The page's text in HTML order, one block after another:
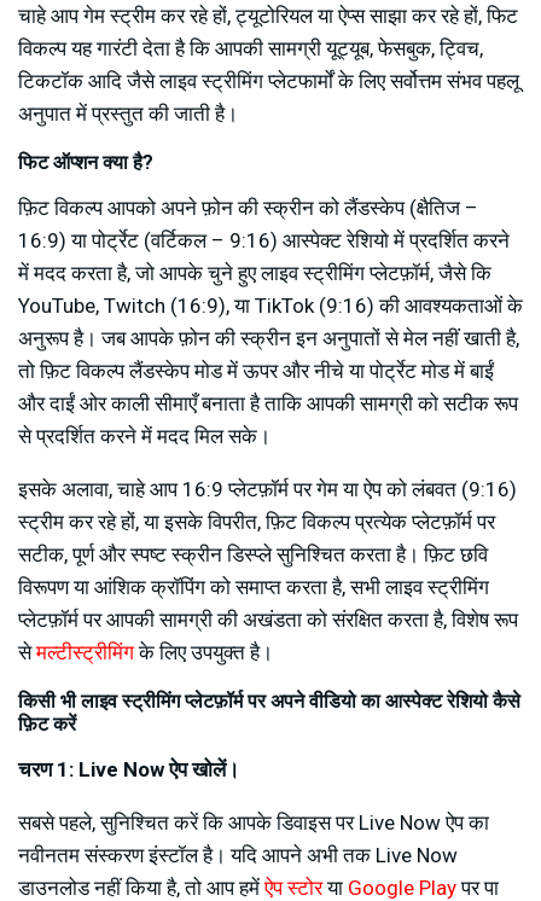
चाहे आप गेम स्ट्रीम कर रहे हों, ट्यूटोरियल या ऐप्स साझा कर रहे हों, फिट
विकल्प यह गारंटी देता है कि आपकी सामग्री यूट्यूब, फेसबुक, ट्विच,
टिकटॉक आदि जैसे लाइव स्ट्रीमिंग प्लेटफार्मों के लिए सर्वोत्तम संभव पहलू
अनुपात में प्रस्तुत की जाती है।
फिट ऑप्शन क्या है?
फ़िट विकल्प आपको अपने फ़ोन की स्क्रीन को लैंडस्केप (क्षैतिज –
16:9) या पोर्ट्रेट (वर्टिकल – 9:16) आस्पेक्ट रेशियो में प्रदर्शित करने
में मदद करता है, जो आपके चुने हुए लाइव स्ट्रीमिंग प्लेटफ़ॉर्म, जैसे कि
YouTube, Twitch (16:9), या TikTok (9:16) की आवश्यकताओं के
अनुरूप है। जब आपके फ़ोन की स्क्रीन इन अनुपातों से मेल नहीं खाती है,
तो फ़िट विकल्प लैंडस्केप मोड में ऊपर और नीचे या पोर्ट्रेट मोड में बाईं
और दाईं ओर काली सीमाएँ बनाता है ताकि आपकी सामग्री को सटीक रूप
से प्रदर्शित करने में मदद मिल सके।
इसके अलावा, चाहे आप 16:9 प्लेटफ़ॉर्म पर गेम या ऐप को लंबवत (9:16)
स्ट्रीम कर रहे हों, या इसके विपरीत, फ़िट विकल्प प्रत्येक प्लेटफ़ॉर्म पर
सटीक, पूर्ण और स्पष्ट स्क्रीन डिस्प्ले सुनिश्चित करता है। फ़िट छवि
विरूपण या आंशिक क्रॉपिंग को समाप्त करता है, सभी लाइव स्ट्रीमिंग
प्लेटफ़ॉर्म पर आपकी सामग्री की अखंडता को संरक्षित करता है, विशेष रूप
सेमल्टीस्ट्रीमिंगके लिए उपयुक्त है।
किसी भी लाइव स्ट्रीमिंग प्लेटफ़ॉर्म पर अपने वीडियो का आस्पेक्ट रेशियो कैसे
फ़िट करें
चरण 1: Live Now ऐप खोलें।
सबसे पहले, सुनिश्चित करें कि आपके डिवाइस पर Live Now ऐप का
नवीनतम संस्करण इंस्टॉल है। यदि आपने अभी तक Live Now
डाउनलोड नहीं किया है, तो आप हमेंऐप स्टोरया Google Playपर पा